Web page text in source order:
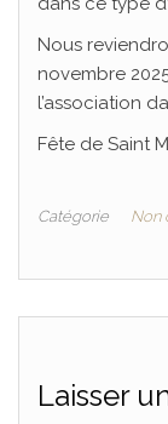
Nous
novembre
l’association
Fête de Saint
Catégorie Non
Laisser